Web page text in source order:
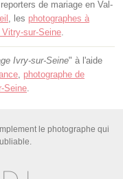
de mariage en Val-
, les photographes à
sur-Seine.
Ivry-sur-Seine" à l'aide
, photographe de
Seine.
le photographe qui